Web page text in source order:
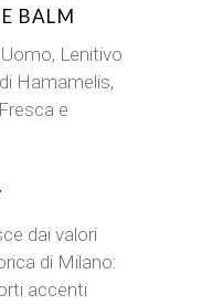
BALM
Lenitivo
Hamamelis,
e
dai valori
di Milano:
accenti